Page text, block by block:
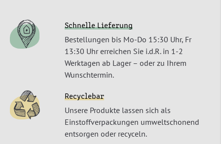
Schnelle Lieferung
Bestellungen bis Mo-Do 15:30 Uhr, Fr
13:30 Uhr erreichen Sie i.d.R. in 1-2
Werktagen ab Lager – oder zu Ihrem
Wunschtermin.
Recyclebar
Unsere Produkte lassen sich als
Einstoffverpackungen umweltschonend
entsorgen oder recyceln.